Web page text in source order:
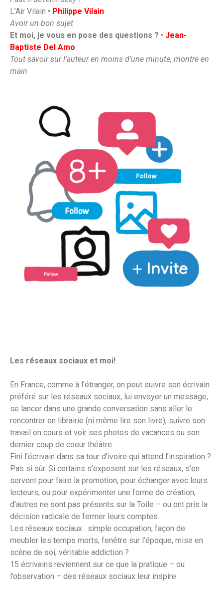
L’Air Vilain • Philippe Vilain
Avoir un bon sujet
Et moi, je vous en pose des questions ? • Jean-
Baptiste Del Amo
Tout savoir sur l’auteur en moins d’une minute, montre en
main
Les réseaux sociaux et moi!
En France, comme à l’étranger, on peut suivre son écrivain
préféré sur les réseaux sociaux, lui envoyer un message,
se lancer dans une grande conversation sans aller le
rencontrer en librairie (ni même lire son livre), suivre son
travail en cours et voir ses photos de vacances ou son
dernier coup de coeur théâtre.
Fini l’écrivain dans sa tour d’ivoire qui attend l’inspiration ?
Pas si sûr. Si certains s’exposent sur les réseaux, s’en
servent pour faire la promotion, pour échanger avec leurs
lecteurs, ou pour expérimenter une forme de création,
d’autres ne sont pas présents sur la Toile – ou ont pris la
décision radicale de fermer leurs comptes.
Les réseaux sociaux : simple occupation, façon de
meubler les temps morts, fenêtre sur l’époque, mise en
scène de soi, véritable addiction ?
15 écrivains reviennent sur ce que la pratique – ou
l’observation – des réseaux sociaux leur inspire.